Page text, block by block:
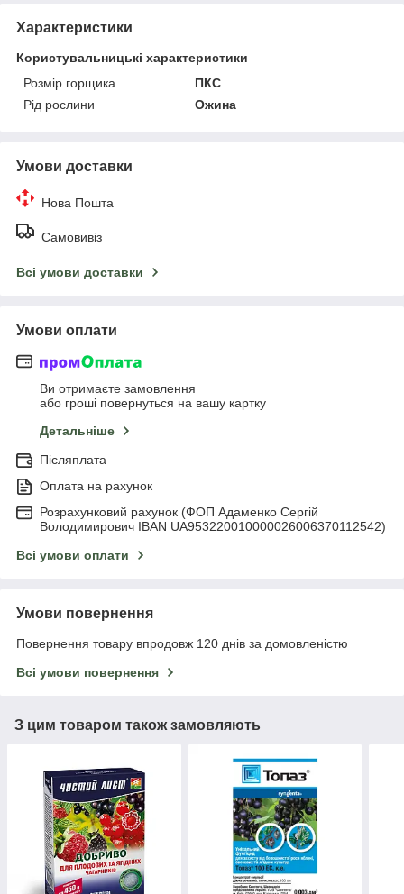
Характеристики
Користувальницькі характеристики
Розмір горщика
ПКС
Рід рослини
Ожина
Умови доставки
Нова Пошта
Самовивіз
Всі умови доставки
Умови оплати
Ви отримаєте замовлення
або гроші повернуться на вашу картку
Детальніше
Післяплата
Оплата на рахунок
Розрахунковий рахунок (ФОП Адаменко Сергій
Володимирович IBAN UA953220010000026006370112542)
Всі умови оплати
Умови повернення
Повернення товару впродовж 120 днів за домовленістю
Всі умови повернення
З цим товаром також замовляють